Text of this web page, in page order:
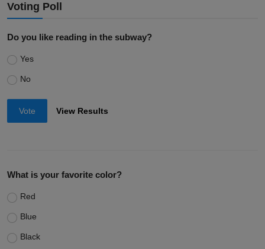
Voting Poll
Do you like reading in the subway?
Yes
No
Vote View Results
What is your favorite color?
Red
Blue
Black